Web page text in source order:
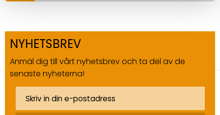
NYHETSBREV
Anmäl dig till vårt nyhetsbrev och ta del av de
senaste nyheterna!